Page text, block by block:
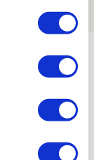
meiden